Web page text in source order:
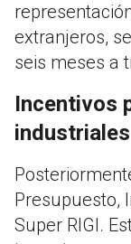
extranjeros,
seis meses a
Incentivos
industriales
Presupuesto,
Super RIGI.